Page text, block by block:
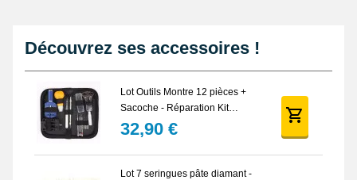
Découvrez ses accessoires !
Lot Outils Montre 12 pièces +
Sacoche - Réparation Kit
Horlogerie
32,90 €
Lot 7 seringues pâte diamant -